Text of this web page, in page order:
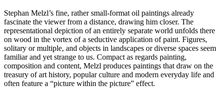
Stephan Melzl’s fine, rather small-format oil paintings already
fascinate the viewer from a distance, drawing him closer. The
representational depiction of an entirely separate world unfolds there
on wood in the vortex of a seductive application of paint. Figures,
solitary or multiple, and objects in landscapes or diverse spaces seem
familiar and yet strange to us. Compact as regards painting,
composition and content, Melzl produces paintings that draw on the
treasury of art history, popular culture and modern everyday life and
often feature a “picture within the picture” effect.